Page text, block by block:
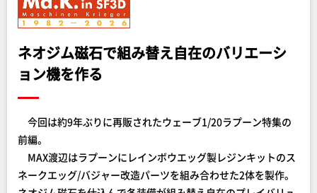
ネオジム磁石で組み替え自在のバリエーシ
ョン機を作る
今回は約9年ぶりに再販されたウェーブ1/20ラプーン特集の
前編。
MAX渡辺はラプーンにレインボウエッグ製レジンキットのス
ネークエッグ/バジャー改造パーツを組み合わせた2体を製作。